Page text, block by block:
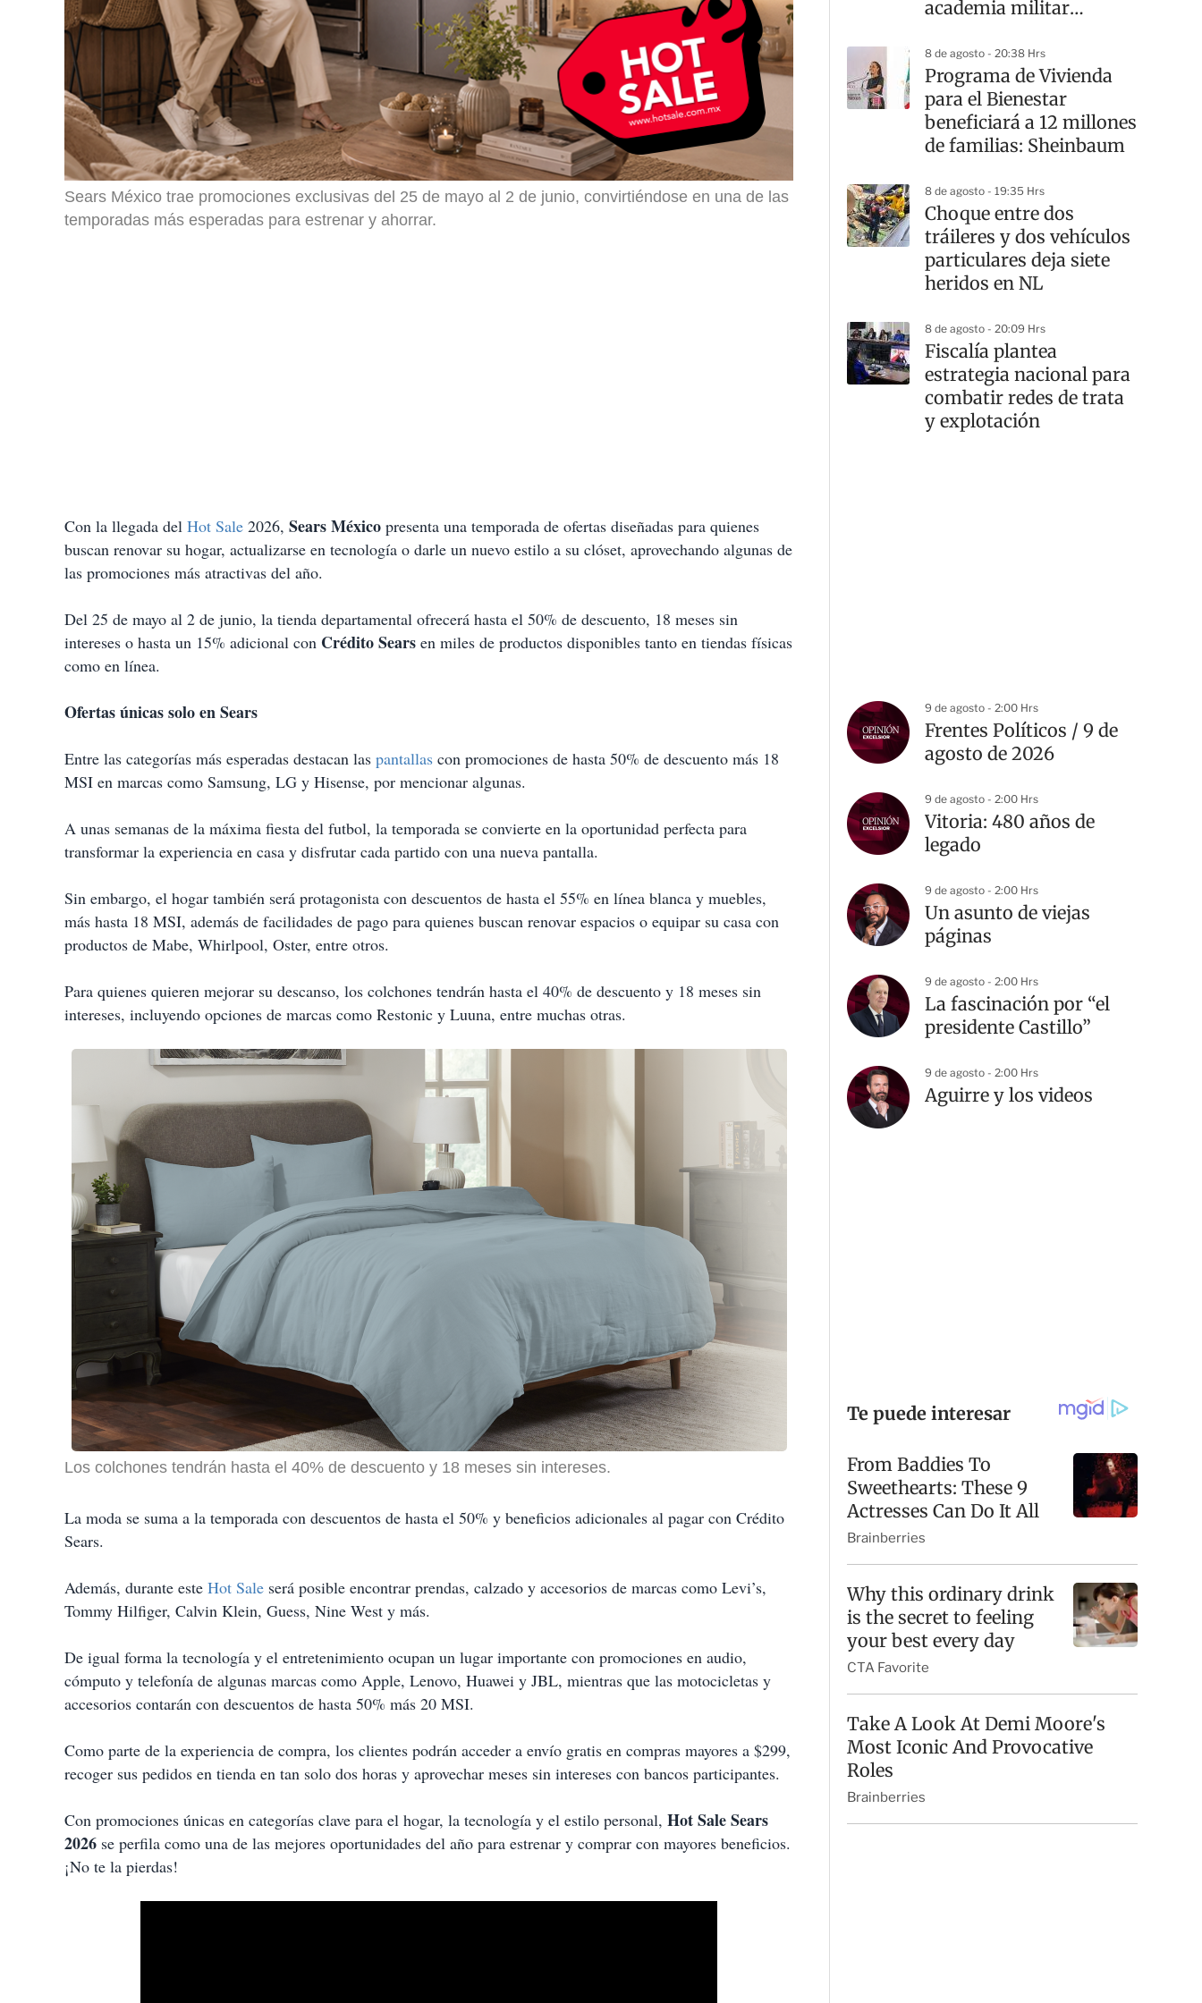
Sears México trae promociones exclusivas del 25 de mayo al 2 de junio, convirtiéndose en una de las
temporadas más esperadas para estrenar y ahorrar.
Con la llegada del Hot Sale 2026, Sears México presenta una temporada de ofertas diseñadas para quienes
buscan renovar su hogar, actualizarse en tecnología o darle un nuevo estilo a su clóset, aprovechando algunas de
las promociones más atractivas del año.
Del 25 de mayo al 2 de junio, la tienda departamental ofrecerá hasta el 50% de descuento, 18 meses sin
intereses o hasta un 15% adicional con Crédito Sears en miles de productos disponibles tanto en tiendas físicas
como en línea.
Ofertas únicas solo en Sears
Entre las categorías más esperadas destacan las pantallas con promociones de hasta 50% de descuento más 18
MSI en marcas como Samsung, LG y Hisense, por mencionar algunas.
A unas semanas de la máxima fiesta del futbol, la temporada se convierte en la oportunidad perfecta para
transformar la experiencia en casa y disfrutar cada partido con una nueva pantalla.
Sin embargo, el hogar también será protagonista con descuentos de hasta el 55% en línea blanca y muebles,
más hasta 18 MSI, además de facilidades de pago para quienes buscan renovar espacios o equipar su casa con
productos de Mabe, Whirlpool, Oster, entre otros.
Para quienes quieren mejorar su descanso, los colchones tendrán hasta el 40% de descuento y 18 meses sin
intereses, incluyendo opciones de marcas como Restonic y Luuna, entre muchas otras.
Los colchones tendrán hasta el 40% de descuento y 18 meses sin intereses.
La moda se suma a la temporada con descuentos de hasta el 50% y beneficios adicionales al pagar con Crédito
Sears.
Además, durante este Hot Sale será posible encontrar prendas, calzado y accesorios de marcas como Levi’s,
Tommy Hilfiger, Calvin Klein, Guess, Nine West y más.
De igual forma la tecnología y el entretenimiento ocupan un lugar importante con promociones en audio,
cómputo y telefonía de algunas marcas como Apple, Lenovo, Huawei y JBL, mientras que las motocicletas y
accesorios contarán con descuentos de hasta 50% más 20 MSI.
Como parte de la experiencia de compra, los clientes podrán acceder a envío gratis en compras mayores a $299,
recoger sus pedidos en tienda en tan solo dos horas y aprovechar meses sin intereses con bancos participantes.
Con promociones únicas en categorías clave para el hogar, la tecnología y el estilo personal, Hot Sale Sears
2026 se perfila como una de las mejores oportunidades del año para estrenar y comprar con mayores beneficios.
¡No te la pierdas!
academia militar
8 de agosto - 20:38 Hrs
Programa de Vivienda
para el Bienestar
beneficiará a 12 millones
de familias: Sheinbaum
8 de agosto - 19:35 Hrs
Choque entre dos
tráileres y dos vehículos
particulares deja siete
heridos en NL
8 de agosto - 20:09 Hrs
Fiscalía plantea
estrategia nacional para
combatir redes de trata
y explotación
9 de agosto - 2:00 Hrs
Frentes Políticos / 9 de
agosto de 2026
9 de agosto - 2:00 Hrs
Vitoria: 480 años de
legado
9 de agosto - 2:00 Hrs
Un asunto de viejas
páginas
9 de agosto - 2:00 Hrs
La fascinación por “el
presidente Castillo”
9 de agosto - 2:00 Hrs
Aguirre y los videos